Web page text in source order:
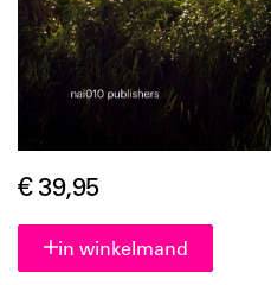
€ 39,95
in winkelmand